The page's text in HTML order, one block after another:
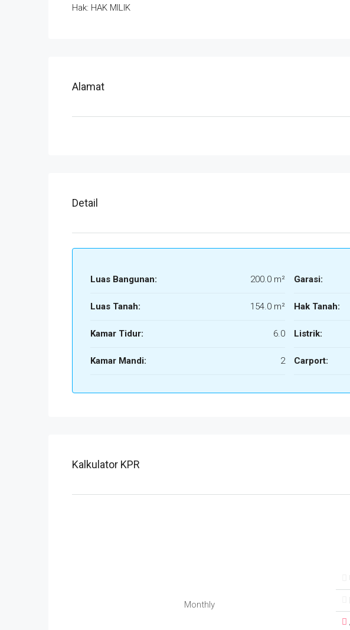
Hak: HAK MILIK
Alamat
Detail
Luas Bangunan: 200.0 m²
Luas Tanah: 154.0 m²
Kamar Tidur: 6.0
Kamar Mandi: 2
Garasi:
Hak Tanah:
Listrik:
Carport:
Kalkulator KPR
Monthly